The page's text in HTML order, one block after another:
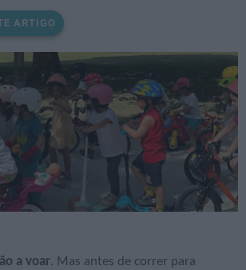
ARTIGO
a voar. Mas antes de correr para